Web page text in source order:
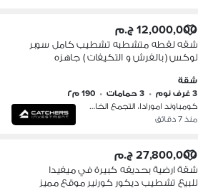
12,000,000 ج.م
شقه لقطه متشطبه تشطيب كامل سوبر
لوكس ( بالفرش و التكيفات ) جاهزه
الجامعه الامريكيه - القاهرة الجديدة
شقة
3 غرف نوم
• 3 حمامات • 190 م٢
كومباوند امورادا، التجمع الخامس
منذ 7 دقائق
27,800,000 ج.م
شقة ارضية بحديقه كبيرة في ميفيدا
للبيع تشطيب ديكور كورنير موقع مميز